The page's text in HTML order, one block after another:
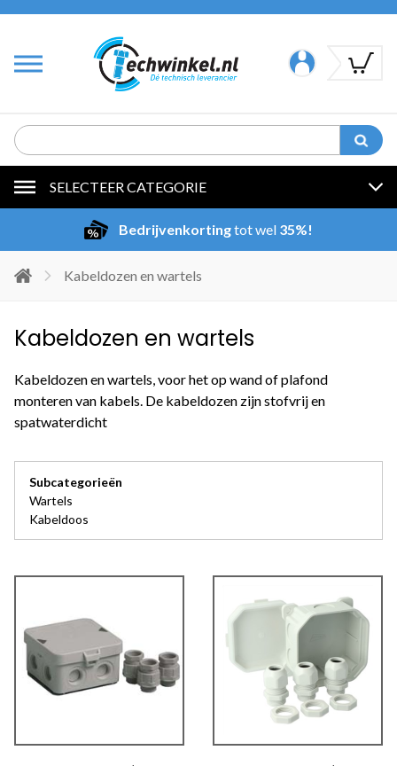
SELECTEER CATEGORIE
Bedrijvenkortingtot wel 35%!
Kabeldozen en wartels
Kabeldozen en wartels
Kabeldozen en wartels, voor het op wand of plafond
monteren van kabels. De kabeldozen zijn stofvrij en
spatwaterdicht
Subcategorieën
Wartels
Kabeldoos